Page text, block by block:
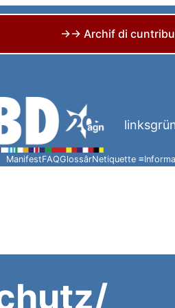
→→ Archif di
ManifestFAQGlossârNetiquette ≡